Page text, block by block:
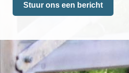
Stuur ons een bericht